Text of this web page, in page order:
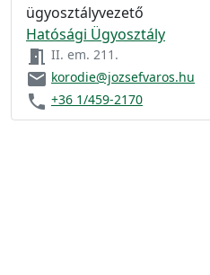
ügyosztályvezető
Hatósági Ügyosztály
meeting_room II. em. 211.
email korodie@jozsefvaros.hu
phone +36 1/459-2170